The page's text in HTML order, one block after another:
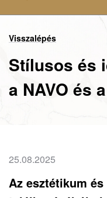
Visszalépés
Stílusos és
a NAVO és a
25.08.2025
Az esztétikum